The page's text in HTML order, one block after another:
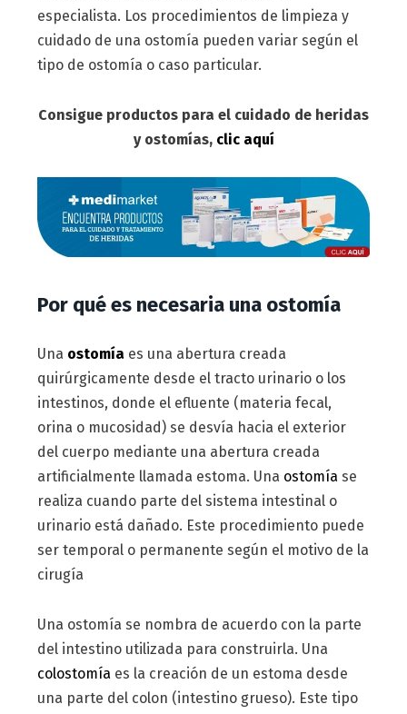
especialista. Los procedimientos de limpieza y
cuidado de una ostomía pueden variar según el
tipo de ostomía o caso particular.
Consigue productos para el cuidado de heridas
y ostomías, clic aquí
Por qué es necesaria una ostomía
Una ostomía es una abertura creada
quirúrgicamente desde el tracto urinario o los
intestinos, donde el efluente (materia fecal,
orina o mucosidad) se desvía hacia el exterior
del cuerpo mediante una abertura creada
artificialmente llamada estoma. Una ostomía se
realiza cuando parte del sistema intestinal o
urinario está dañado. Este procedimiento puede
ser temporal o permanente según el motivo de la
cirugía
Una ostomía se nombra de acuerdo con la parte
del intestino utilizada para construirla. Una
colostomía es la creación de un estoma desde
una parte del colon (intestino grueso). Este tipo